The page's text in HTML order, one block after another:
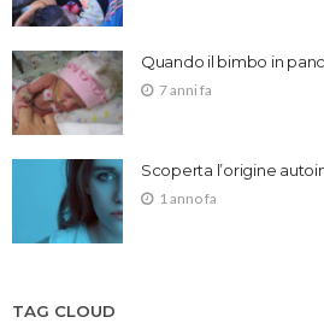
Quando il bimbo in
7 anni fa
Scoperta l’origine
1 anno fa
TAG CLOUD